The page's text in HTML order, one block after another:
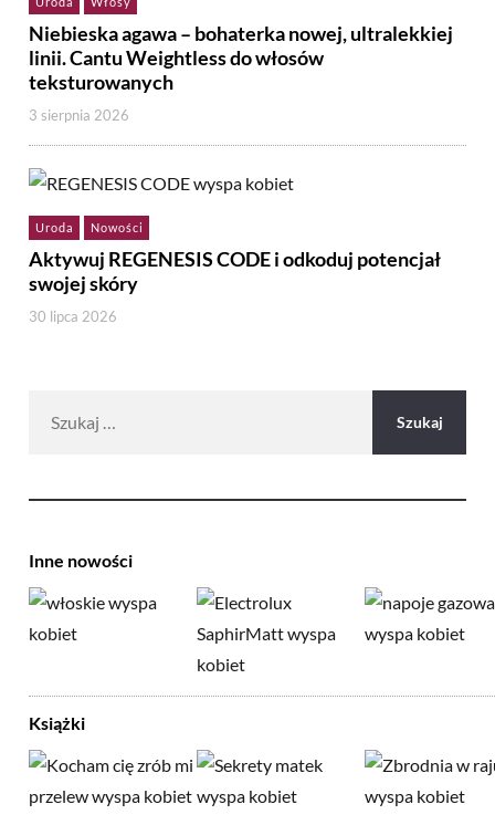
Niebieska agawa – bohaterka nowej, ultralekkiej
linii. Cantu Weightless do włosów
teksturowanych
3 sierpnia 2026
Uroda Nowości
Aktywuj REGENESIS CODE i odkoduj potencjał
swojej skóry
30 lipca 2026
Inne nowości
Książki